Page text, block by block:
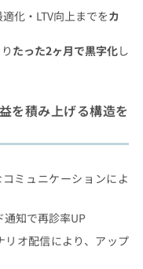
化・LTV向上までをカ
たった2ヶ月で黒字化し
を積み上げる構造を
ミュニケーションによ
通知で再診率UP
リオ配信により、アップ